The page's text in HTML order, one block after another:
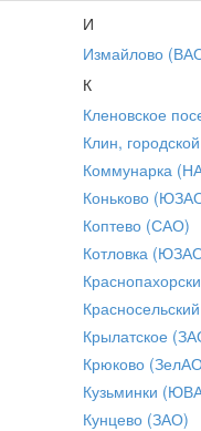
И
Измайлово
К
Кленовское
Клин,
Коммунарка
Коньково
Коптево (САО)
Котловка
Крылатское
Крюково
Кузьминки
Кунцево (ЗАО)